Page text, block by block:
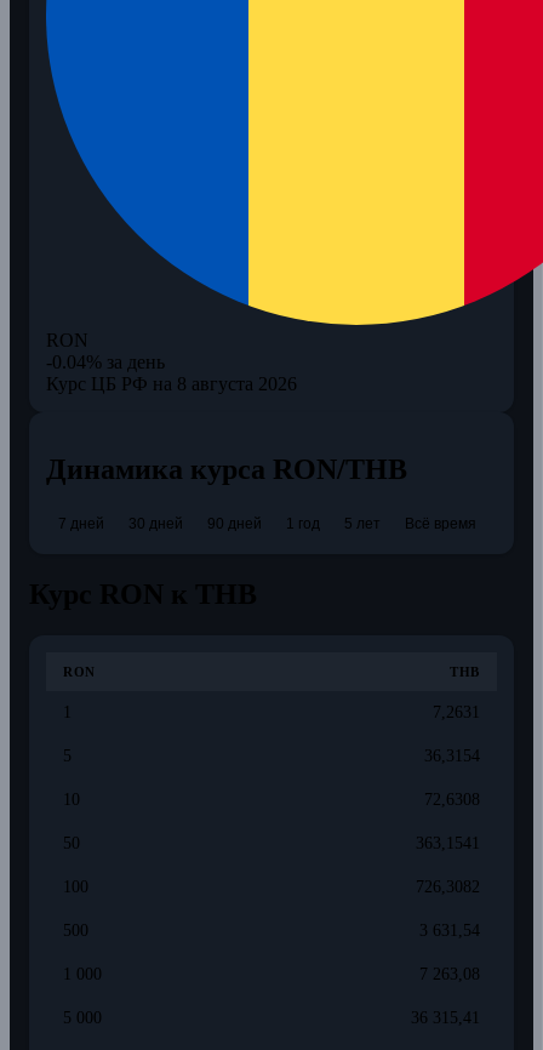
RON
-0.04% за день
Курс ЦБ РФ на 8 августа 2026
Динамика курса RON/THB
7 дней 30 дней 90 дней 1 год 5 лет Всё время
RON THB
1 7,2631
5 36,3154
10 72,6308
50 363,1541
100 726,3082
500 3 631,54
1 000 7 263,08
5 000 36 315,41